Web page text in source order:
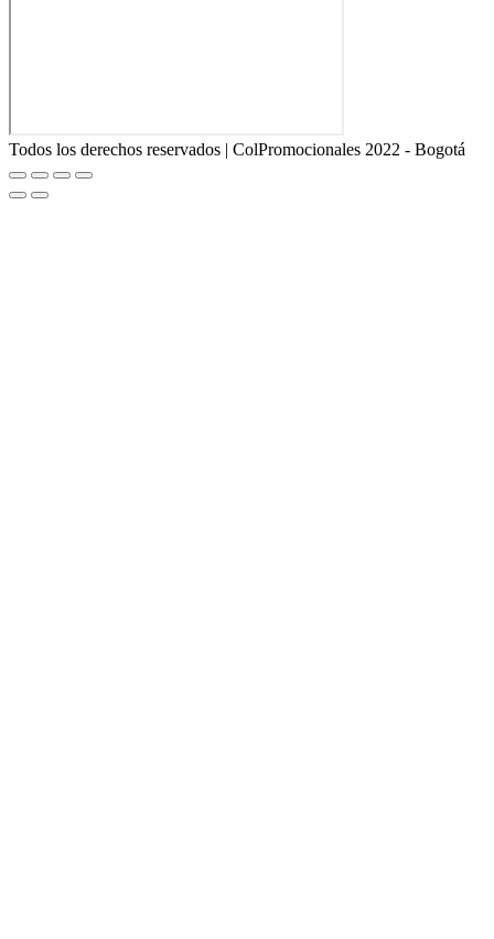
Todos los derechos reservados | ColPromocionales 2022 - Bogotá